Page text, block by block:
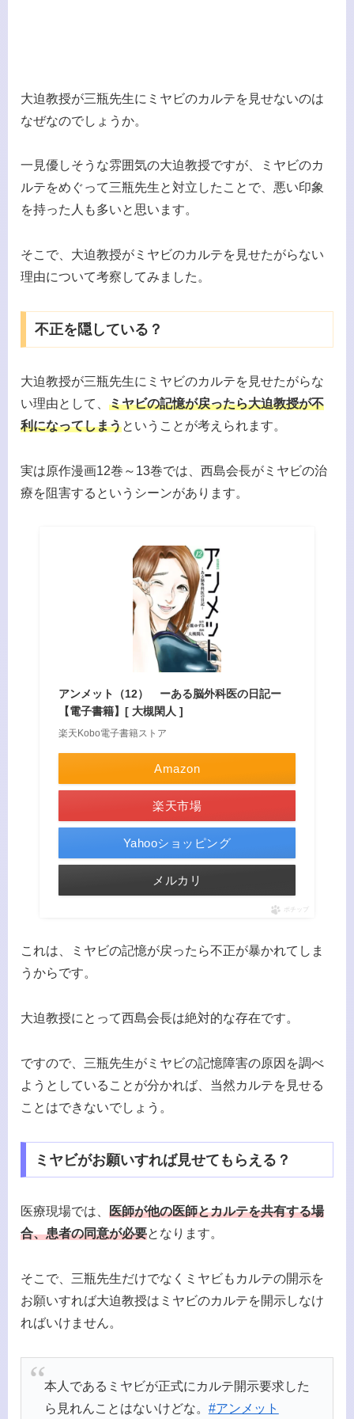
大迫教授が三瓶先生にミヤビのカルテを見せないのは
なぜなのでしょうか。
一見優しそうな雰囲気の大迫教授ですが、ミヤビのカ
ルテをめぐって三瓶先生と対立したことで、悪い印象
を持った人も多いと思います。
そこで、大迫教授がミヤビのカルテを見せたがらない
理由について考察してみました。
不正を隠している？
大迫教授が三瓶先生にミヤビのカルテを見せたがらな
い理由として、 ミヤビの記憶が戻ったら大迫教授が不
利になってしまうということが考えられます。
実は原作漫画12巻～13巻では、西島会長がミヤビの治
療を阻害するというシーンがあります。
アンメット（12） ーある脳外科医の日記ー
【電子書籍】[ 大槻閑人 ]
楽天Kobo電子書籍ストア
Amazon
楽天市場
Yahooショッピング
メルカリ
ポチップ
これは、ミヤビの記憶が戻ったら不正が暴かれてしま
うからです。
大迫教授にとって西島会長は絶対的な存在です。
ですので、三瓶先生がミヤビの記憶障害の原因を調べ
ようとしていることが分かれば、当然カルテを見せる
ことはできないでしょう。
ミヤビがお願いすれば見せてもらえる？
医療現場では、 医師が他の医師とカルテを共有する場
合、患者の同意が必要となります。
そこで、三瓶先生だけでなくミヤビもカルテの開示を
お願いすれば大迫教授はミヤビのカルテを開示しなけ
ればいけません。
本人であるミヤビが正式にカルテ開示要求した
ら見れんことはないけどな。 #アンメット